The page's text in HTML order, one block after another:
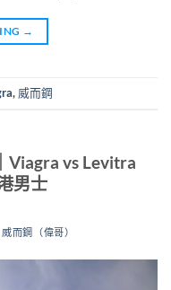
→
, 威而鋼
Viagra vs Levitra
男士
威而鋼（偉哥）